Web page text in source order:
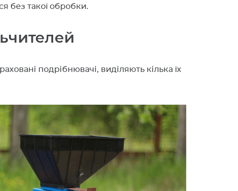
без такої обробки.
подрібнювачі, виділяють кілька їх